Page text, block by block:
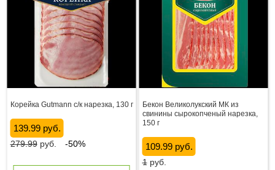
Корейка Gutmann с/к нарезка, 130 г
139.99 руб.
279.99руб. -50%
Бекон Великолукский МК из
свинины сырокопченый нарезка,
150 г
109.99 руб.
1руб.